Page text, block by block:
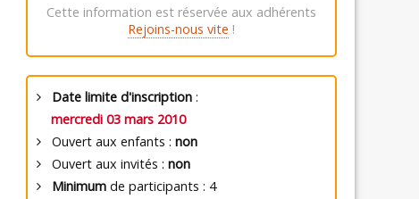
Cette information est réservée aux adhérents
Rejoins-nous vite !
Date limite d'inscription:
mercredi 03 mars 2010
Ouvert aux enfants : non
Ouvert aux invités : non
Minimumde participants : 4